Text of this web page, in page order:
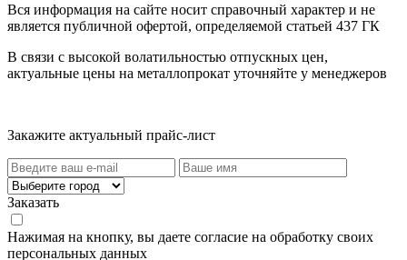
Вся информация на сайте носит справочный характер и не
является публичной офертой, определяемой статьей 437 ГК
В связи с высокой волатильностью отпускных цен,
актуальные цены на металлопрокат уточняйте у менеджеров
Закажите актуальный прайс-лист
Заказать
Нажимая на кнопку, вы даете согласие на обработку своих
персональных данных